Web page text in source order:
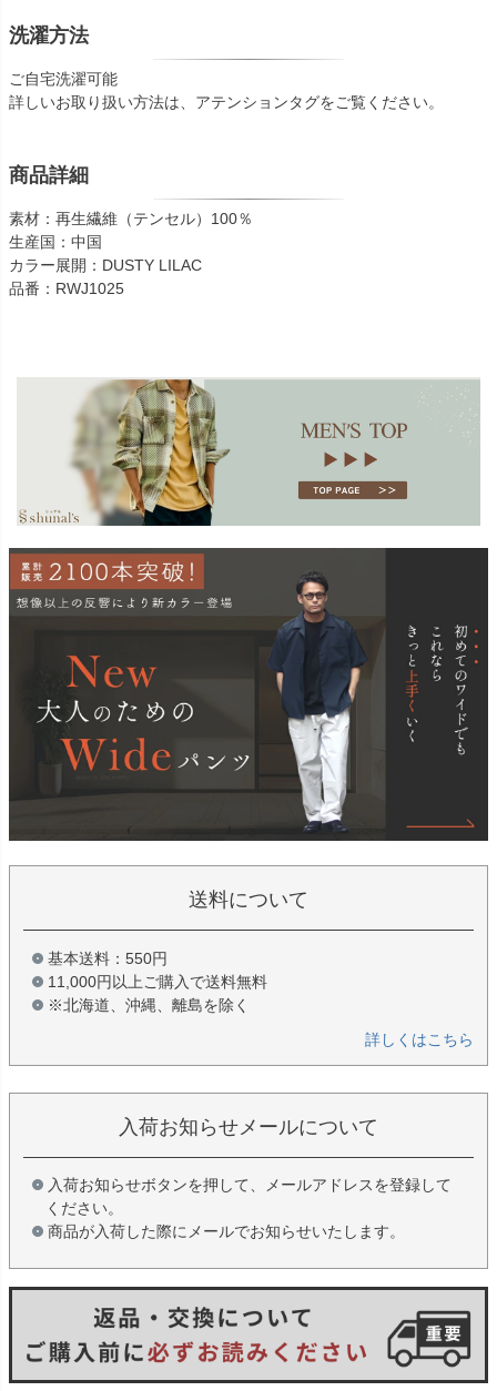
洗濯方法
ご自宅洗濯可能
詳しいお取り扱い方法は、アテンションタグをご覧ください。
商品詳細
素材：再生繊維（テンセル）100％
生産国：中国
カラー展開：DUSTY LILAC
品番：RWJ1025
送料について
基本送料：550円
11,000円以上ご購入で送料無料
※北海道、沖縄、離島を除く
詳しくはこちら
入荷お知らせメールについて
入荷お知らせボタンを押して、メールアドレスを登録して
ください。
商品が入荷した際にメールでお知らせいたします。